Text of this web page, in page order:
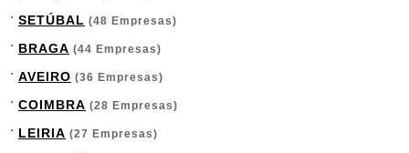
SETÚBAL (48 Empresas)
BRAGA (44 Empresas)
AVEIRO (36 Empresas)
COIMBRA (28 Empresas)
LEIRIA (27 Empresas)